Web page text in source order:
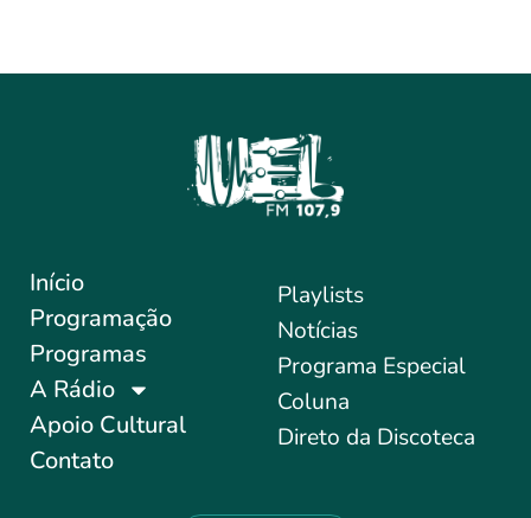
Início
Programação
Programas
A Rádio
Apoio Cultural
Contato
Playlists
Notícias
Programa Especial
Coluna
Direto da Discoteca